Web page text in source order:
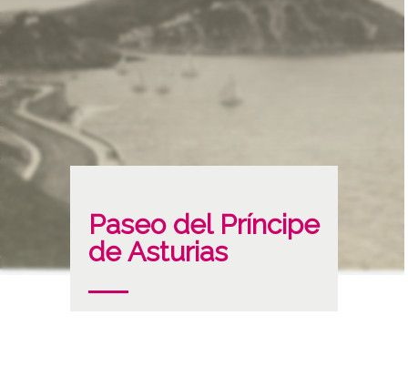
Paseo del Príncipe
de Asturias